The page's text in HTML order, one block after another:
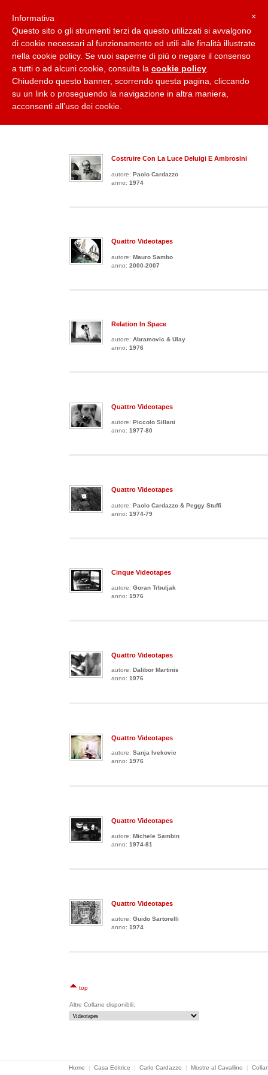
Collane Casa Editrice Carlo Cardazzo
COLLANA: VIDEOTAPES
Costruire Con La Luce Deluigi E Ambrosini
autore: Paolo Cardazzo
anno: 1974
Quattro Videotapes
autore: Mauro Sambo
anno: 2000-2007
Relation In Space
autore: Abramovic & Ulay
anno: 1976
Quattro Videotapes
autore: Piccolo Sillani
anno: 1977-80
Quattro Videotapes
autore: Paolo Cardazzo & Peggy Stuffi
anno: 1974-79
Cinque Videotapes
autore: Goran Trbuljak
anno: 1976
Quattro Videotapes
autore: Dalibor Martinis
anno: 1976
Quattro Videotapes
autore: Sanja Ivekovic
anno: 1976
Quattro Videotapes
autore: Michele Sambin
anno: 1974-81
Quattro Videotapes
autore: Guido Sartorelli
anno: 1974
top
Altre Collane disponibili:
Home | Casa Editrice | Carlo Cardazzo | Mostre al Cavallino |
×
Informativa
Questo sito o gli strumenti terzi da questo utilizzati si avvalgono
di cookie necessari al funzionamento ed utili alle finalità illustrate
nella cookie policy. Se vuoi saperne di più o negare il consenso
a tutti o ad alcuni cookie, consulta la cookie policy
Chiudendo questo banner, scorrendo questa pagina, cliccando
su un link o proseguendo la navigazione in altra maniera,
acconsenti all’uso dei cookie.